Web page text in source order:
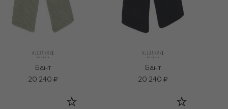
Бант
20 240 ₽
Бант
20 240 ₽